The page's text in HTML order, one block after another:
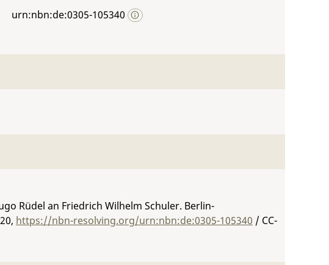
urn:nbn:de:0305-105340
Rüdel an Friedrich Wilhelm Schuler. Berlin-
, https://nbn-resolving.org/urn:nbn:de:0305-105340 / CC-